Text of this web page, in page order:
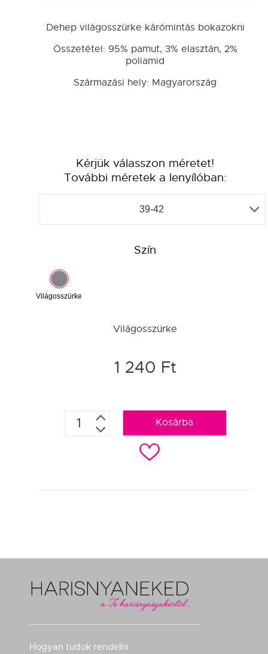
Dehep világosszürke kárómintás bokazokni
Összetétel: 95% pamut, 3% elasztán, 2%
poliamid
Származási hely: Magyarország
Kérjük válasszon méretet!
További méretek a lenyílóban:
39-42
Szín
Világosszürke
Világosszürke
1 240 Ft
Kosárba
c
Hogyan tudok rendelni